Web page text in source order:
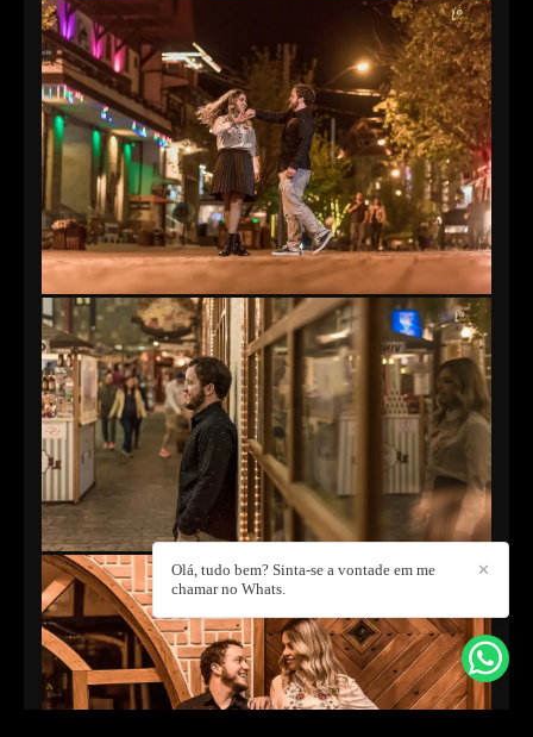
✕
Olá, tudo bem? Sinta-se a vontade em me
chamar no Whats.